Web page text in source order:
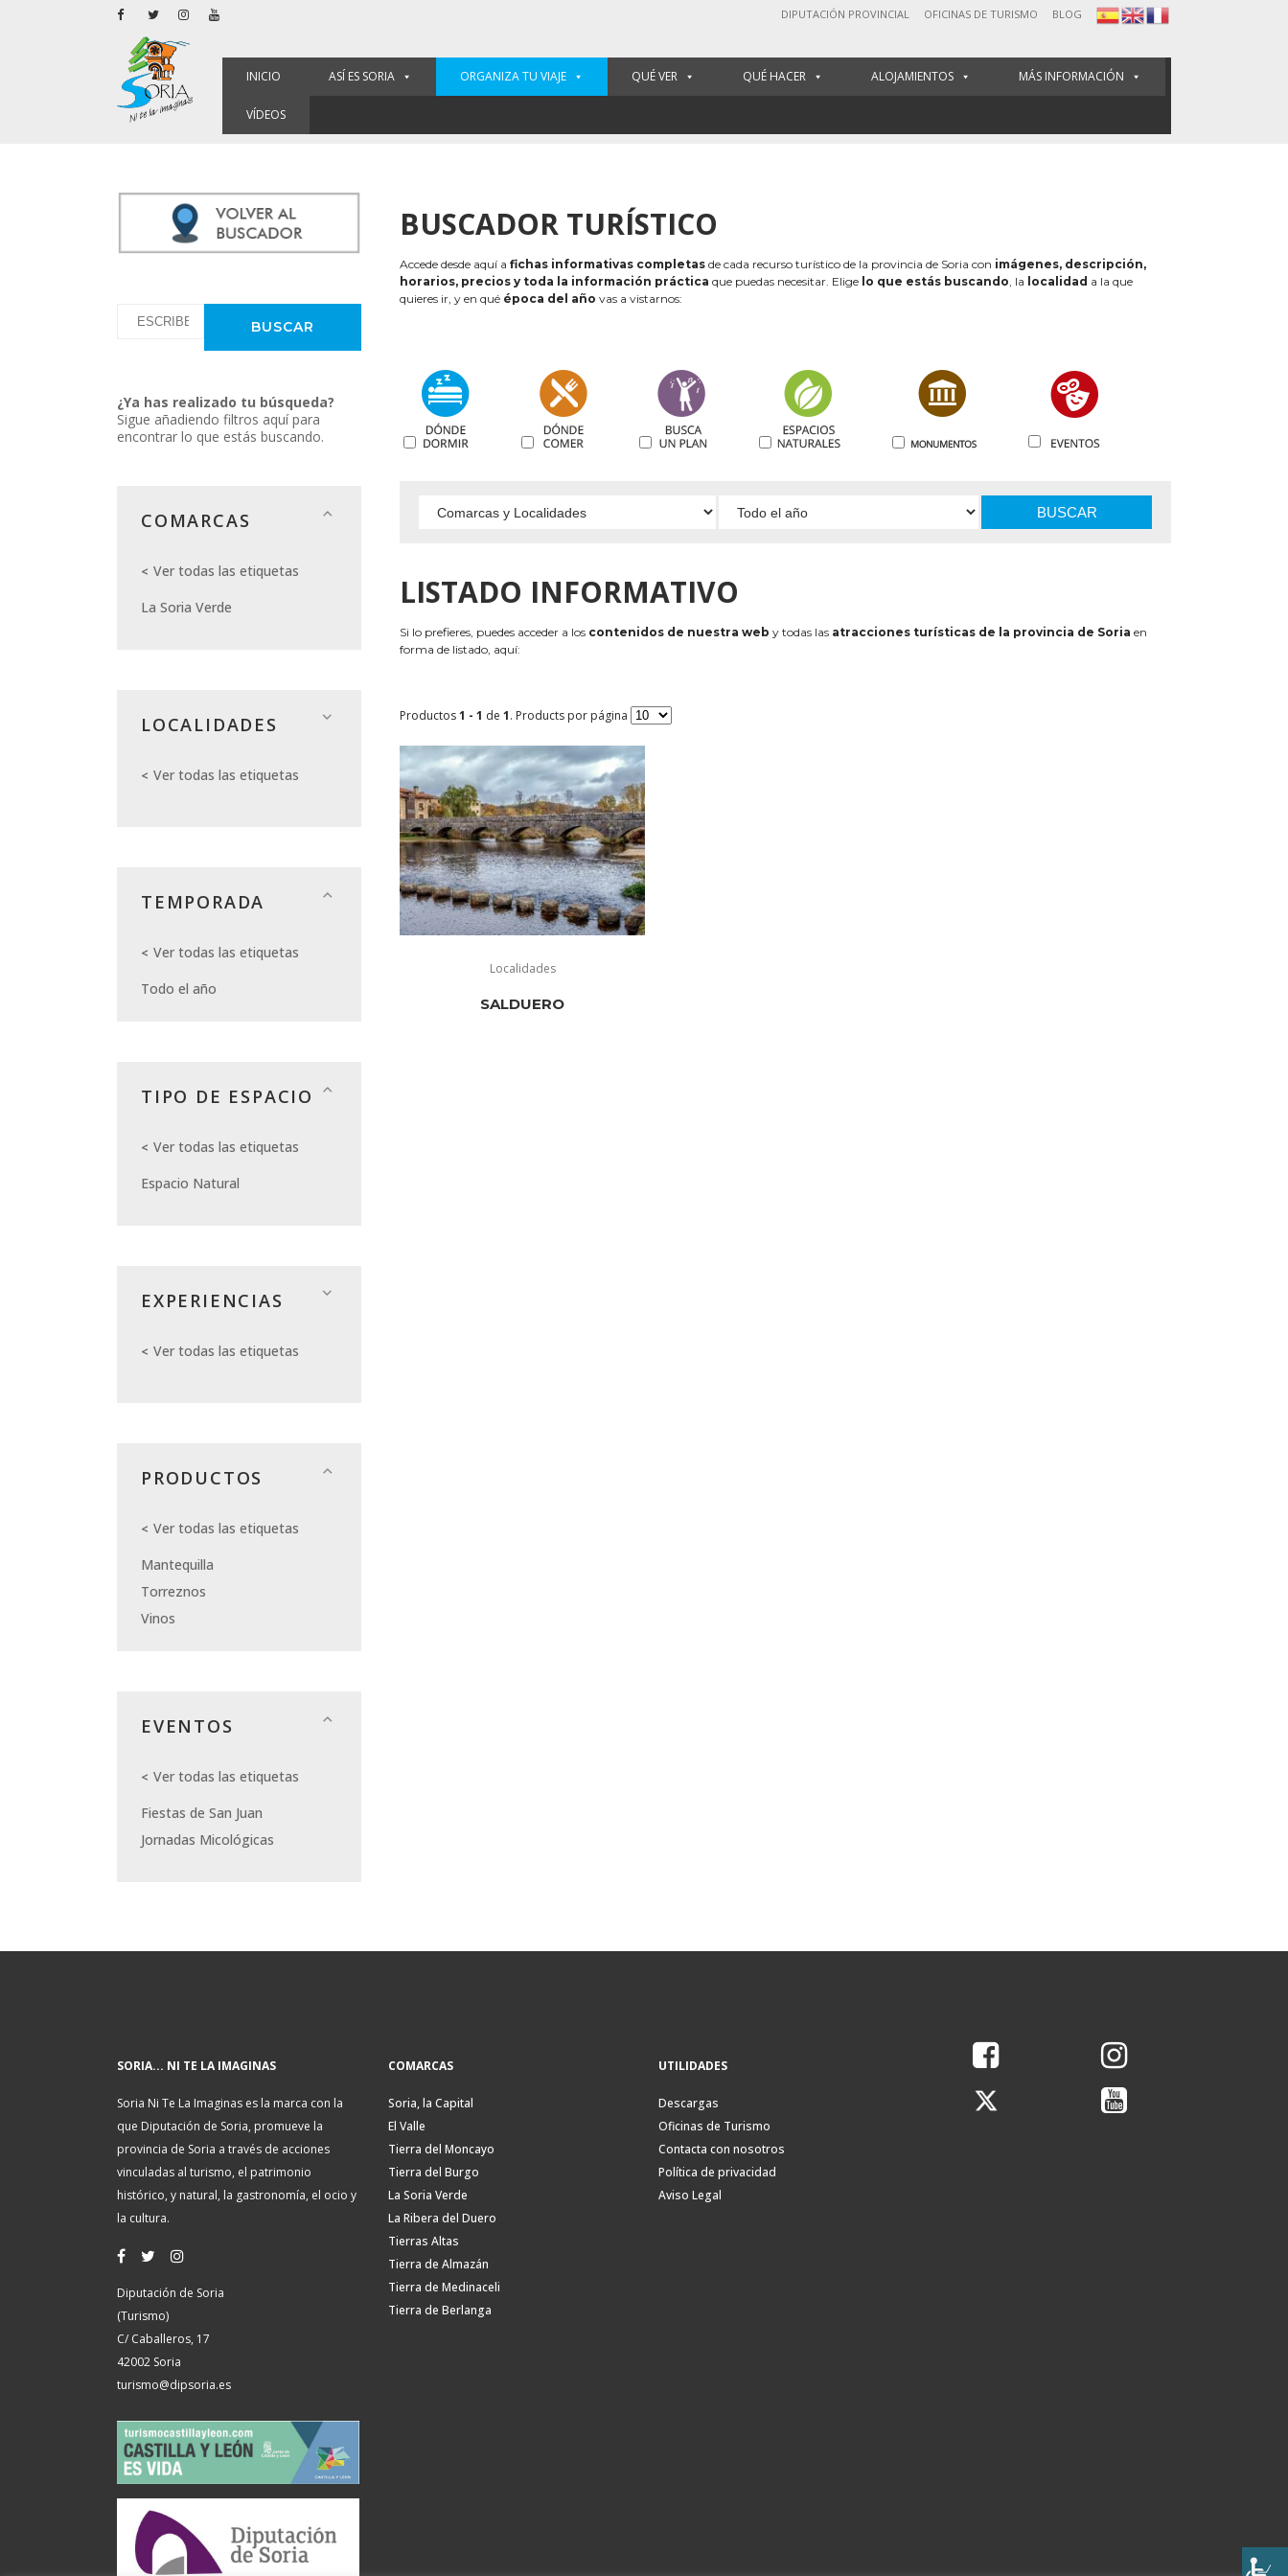
DIPUTACIÓN PROVINCIAL OFICINAS DE TURISMO BLOG
INICIO ASÍ ES SORIA ORGANIZA TU VIAJE QUÉ VER QUÉ HACER ALOJAMIENTOS MÁS INFORMACIÓN
VÍDEOS
¿Ya has realizado tu búsqueda?
Sigue añadiendo filtros aquí para
encontrar lo que estás buscando.
COMARCAS
Ver todas las etiquetas
La Soria Verde
LOCALIDADES
Ver todas las etiquetas
TEMPORADA
Ver todas las etiquetas
Todo el año
TIPO DE ESPACIO
Ver todas las etiquetas
Espacio Natural
EXPERIENCIAS
Ver todas las etiquetas
PRODUCTOS
Ver todas las etiquetas
Mantequilla
Torreznos
Vinos
EVENTOS
Ver todas las etiquetas
Fiestas de San Juan
Jornadas Micológicas
BUSCADOR TURÍSTICO
Accede desde aquí a fichas informativas completas de cada recurso turístico de la provincia de Soria con imágenes, descripción,
horarios, precios y toda la información práctica que puedas necesitar. Elige lo que estás buscando, la localidad a la que
quieres ir, y en qué época del año vas a vistarnos:
BUSCAR
LISTADO INFORMATIVO
Si lo prefieres, puedes acceder a los contenidos de nuestra web y todas las atracciones turísticas de la provincia de Soria en
forma de listado, aquí:
Productos1 - 1 de 1. Products por página
Localidades
SALDUERO
SORIA... NI TE LA IMAGINAS
Soria Ni Te La Imaginas es la marca con la
que Diputación de Soria, promueve la
provincia de Soria a través de acciones
vinculadas al turismo, el patrimonio
histórico, y natural, la gastronomía, el ocio y
la cultura.
Diputación de Soria
(Turismo)
C/ Caballeros, 17
42002 Soria
turismo@dipsoria.es
COMARCAS
Soria, la Capital
El Valle
Tierra del Moncayo
Tierra del Burgo
La Soria Verde
La Ribera del Duero
Tierras Altas
Tierra de Almazán
Tierra de Medinaceli
Tierra de Berlanga
UTILIDADES
Descargas
Oficinas de Turismo
Contacta con nosotros
Política de privacidad
Aviso Legal